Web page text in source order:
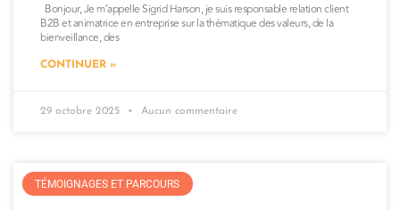
Bonjour, Je m’appelle Sigrid Harson, je suis responsable relation client
B2B et animatrice en entreprise sur la thématique des valeurs, de la
bienveillance, des
CONTINUER »
29 octobre 2025 Aucun commentaire
TÉMOIGNAGES ET PARCOURS